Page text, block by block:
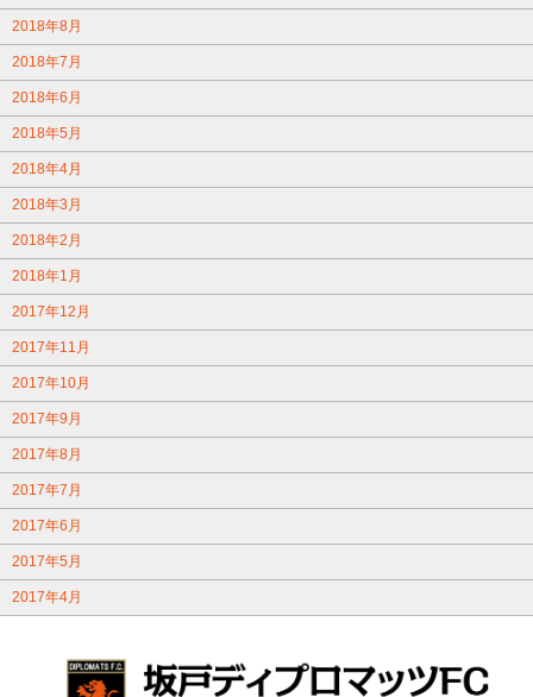
2018年8月
2018年7月
2018年6月
2018年5月
2018年4月
2018年3月
2018年2月
2018年1月
2017年12月
2017年11月
2017年10月
2017年9月
2017年8月
2017年7月
2017年6月
2017年5月
2017年4月